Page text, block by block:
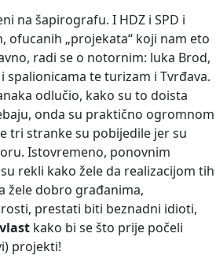
na šapirografu. I HDZ i SPD i
ofucanih „projekata“ koji nam eto
radi se o notornim: luka Brod,
spalionicama te turizam i Tvrđava.
odlučio, kako su to doista
onda su praktično ogromnom
tri stranke su pobijedile jer su
Istovremeno, ponovnim
rekli kako žele da realizacijom tih
žele dobro građanima,
prestati biti beznadni idioti,
kako bi se što prije počeli
projekti!